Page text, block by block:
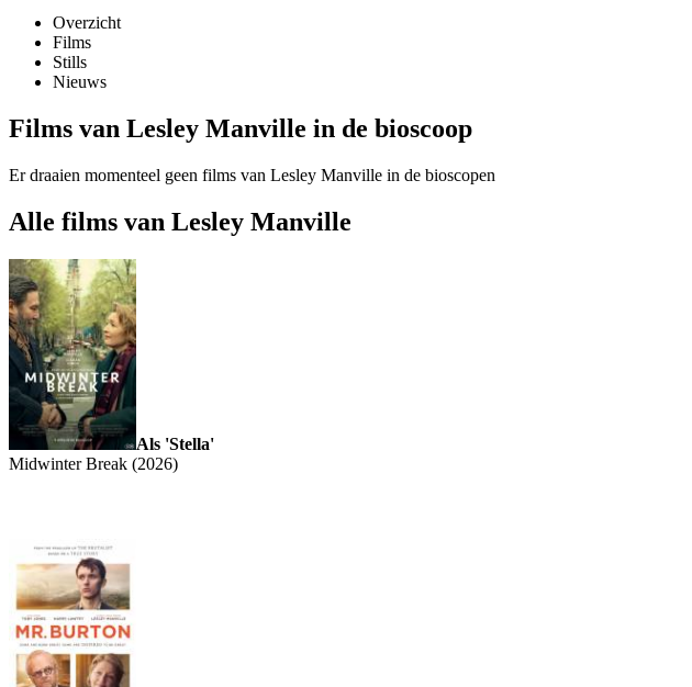
Overzicht
Films
Stills
Nieuws
Films van Lesley Manville in de bioscoop
Er draaien momenteel geen films van Lesley Manville in de bioscopen
Alle films van Lesley Manville
Als 'Stella'
Midwinter Break (2026)